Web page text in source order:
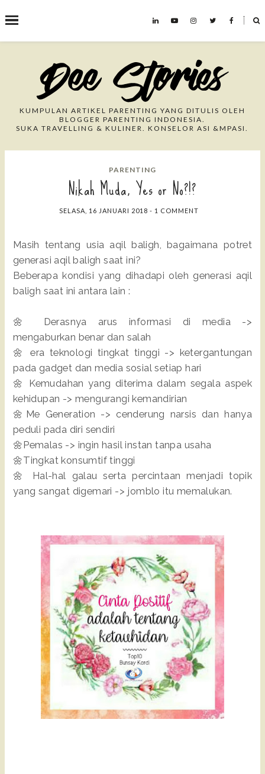
˟
Search This Blog
KUMPULAN ARTIKEL PARENTING YANG DITULIS OLEH
BLOGGER PARENTING INDONESIA.
SUKA TRAVELLING & KULINER. KONSELOR ASI &MPASI.
PARENTING
Nikah Muda, Yes or No?!?
SELASA, 16 JANUARI 2018- 1 COMMENT
Masih tentang usia aqil baligh, bagaimana potret
generasi aqil baligh saat ini?
Beberapa kondisi yang dihadapi oleh generasi aqil
baligh saat ini antara lain :
🌼 Derasnya arus informasi di media ->
mengaburkan benar dan salah
🌼 era teknologi tingkat tinggi -> ketergantungan
pada gadget dan media sosial setiap hari
🌼 Kemudahan yang diterima dalam segala aspek
kehidupan -> mengurangi kemandirian
🌼Me Generation -> cenderung narsis dan hanya
peduli pada diri sendiri
🌼Pemalas -> ingin hasil instan tanpa usaha
🌼Tingkat konsumtif tinggi
🌼 Hal-hal galau serta percintaan menjadi topik
yang sangat digemari -> jomblo itu memalukan.